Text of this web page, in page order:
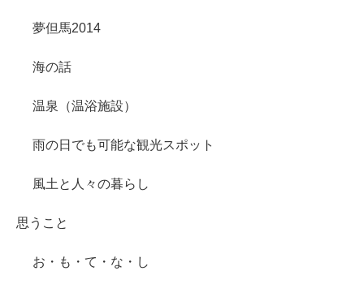
夢但馬2014
海の話
温泉（温浴施設）
雨の日でも可能な観光スポット
風土と人々の暮らし
思うこと
お・も・て・な・し